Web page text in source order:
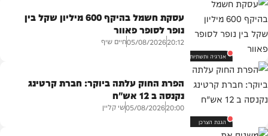
אנרגיה ותשתיות
עסקת חשמל בהיקף 600 מיליון שקל בין
נופר לסופר פאוור
20:12
05/08/2026חיים שיף
הגנת הצרכן
הפרת החוק עלתה ביוקר: חברת קרטינג
נקנסה ב 12 אש"ח
20:00
05/08/2026שי קליין